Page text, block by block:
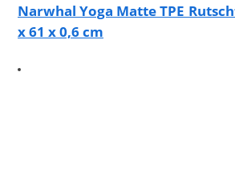
Narwhal Yoga Matte TPE
x 61 x 0,6 cm